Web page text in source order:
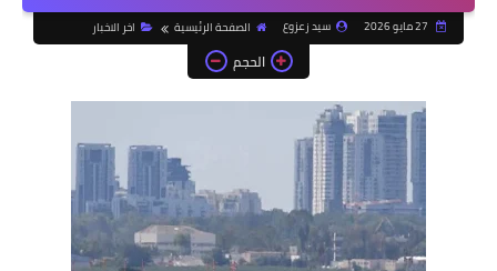
سيد زعزوع الصفحة الرئيسية اخر الاخبار
الحجم